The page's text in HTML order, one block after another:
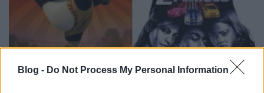
Blog - Do Not Process My Personal Information